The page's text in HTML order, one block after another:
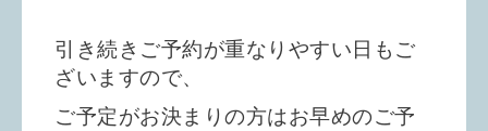
引き続きご予約が重なりやすい日もご
ざいますので、
ご予定がお決まりの方はお早めのご予